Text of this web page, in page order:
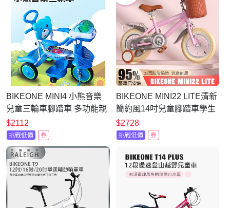
BIKEONE MINI4 小熊音樂
兒童三輪車腳踏車 多功能親
子後控可推騎三輪車
$2112
挑戰低價 券
BIKEONE MINI22 LITE清新
簡約風14吋兒童腳踏車學生
單車入門款男童女童幼兒輔
助輪三輪車
$2728
挑戰低價 券